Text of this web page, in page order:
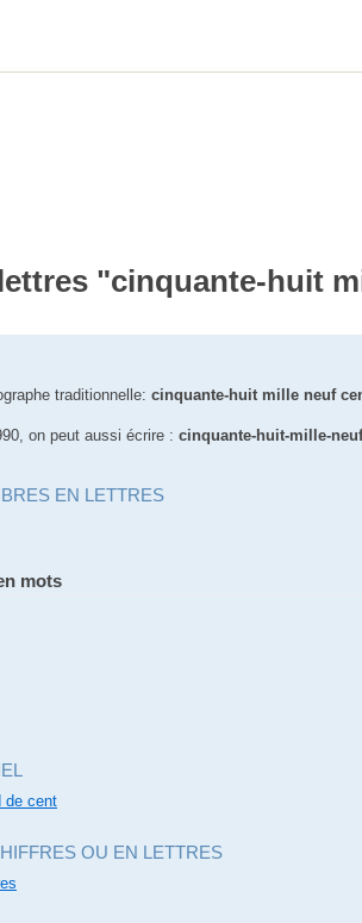
"cinquante-huit
traditionnelle: cinquante-huit mille neuf
on peut aussi écrire : cinquante-huit-mille-
EN LETTRES
mots
de cent
OU EN LETTRES